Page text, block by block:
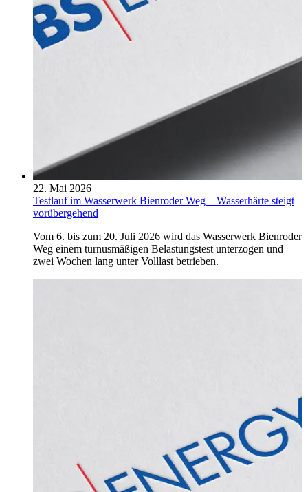
22. Mai 2026
Testlauf im Wasserwerk Bienroder Weg – Wasserhärte steigt
vorübergehend
Vom 6. bis zum 20. Juli 2026 wird das Wasserwerk Bienroder
Weg einem turnusmäßigen Belastungstest unterzogen und
zwei Wochen lang unter Volllast betrieben.